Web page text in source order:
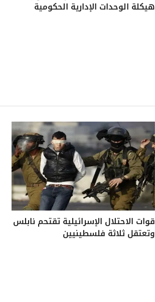
هيكلة الوحدات الإدارية الحكومية
قوات الاحتلال الإسرائيلية تقتحم نابلس
وتعتقل ثلاثة فلسطينيين